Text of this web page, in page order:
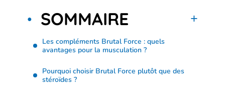
SOMMAIRE
Les compléments Brutal Force : quels
avantages pour la musculation ?
Pourquoi choisir Brutal Force plutôt que des
stéroïdes ?